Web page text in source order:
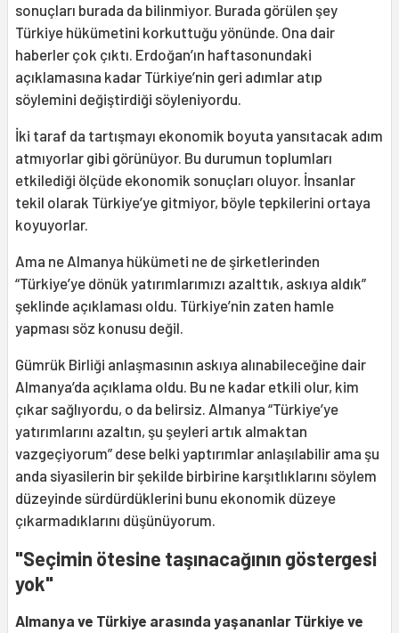
sonuçları burada da bilinmiyor. Burada görülen şey
Türkiye hükümetini korkuttuğu yönünde. Ona dair
haberler çok çıktı. Erdoğan’ın haftasonundaki
açıklamasına kadar Türkiye’nin geri adımlar atıp
söylemini değiştirdiği söyleniyordu.
İki taraf da tartışmayı ekonomik boyuta yansıtacak adım
atmıyorlar gibi görünüyor. Bu durumun toplumları
etkilediği ölçüde ekonomik sonuçları oluyor. İnsanlar
tekil olarak Türkiye’ye gitmiyor, böyle tepkilerini ortaya
koyuyorlar.
Ama ne Almanya hükümeti ne de şirketlerinden
“Türkiye’ye dönük yatırımlarımızı azalttık, askıya aldık”
şeklinde açıklaması oldu. Türkiye’nin zaten hamle
yapması söz konusu değil.
Gümrük Birliği anlaşmasının askıya alınabileceğine dair
Almanya’da açıklama oldu. Bu ne kadar etkili olur, kim
çıkar sağlıyordu, o da belirsiz. Almanya “Türkiye’ye
yatırımlarını azaltın, şu şeyleri artık almaktan
vazgeçiyorum” dese belki yaptırımlar anlaşılabilir ama şu
anda siyasilerin bir şekilde birbirine karşıtlıklarını söylem
düzeyinde sürdürdüklerini bunu ekonomik düzeye
çıkarmadıklarını düşünüyorum.
"Seçimin ötesine taşınacağının göstergesi
yok"
Almanya ve Türkiye arasında yaşananlar Türkiye ve